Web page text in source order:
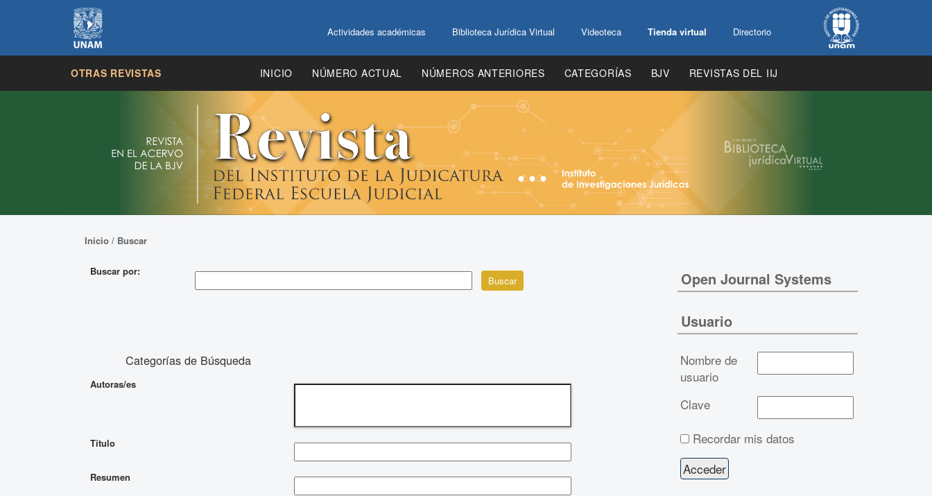
Actividades académicas Biblioteca Jurídica Virtual Videoteca Tienda virtual Directorio
OTRAS REVISTAS INICIO NÚMERO ACTUAL NÚMEROS ANTERIORES CATEGORÍAS BJV REVISTAS DEL IIJ
Inicio / Buscar
Buscar por:
Categorías de Búsqueda
Autoras/es
Título
Resumen
Open Journal Systems
Usuario
Nombre de
usuario
Clave
Recordar mis datos